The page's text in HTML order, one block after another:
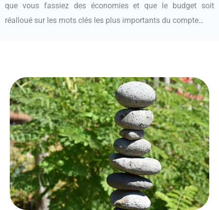
que vous fassiez des économies et que le budget soit
réalloué sur les mots clés les plus importants du compte…